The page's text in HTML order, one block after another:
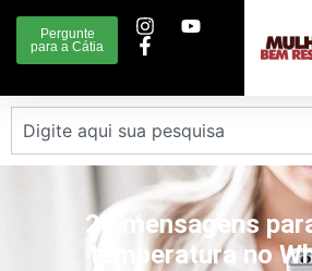
Pergunte
para a Cátia
20 mensagens
temperatura no